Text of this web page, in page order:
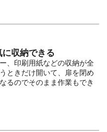
収納できる
、印刷用紙などの収納が全
ときだけ開いて、扉を閉め
るのでそのまま作業もでき